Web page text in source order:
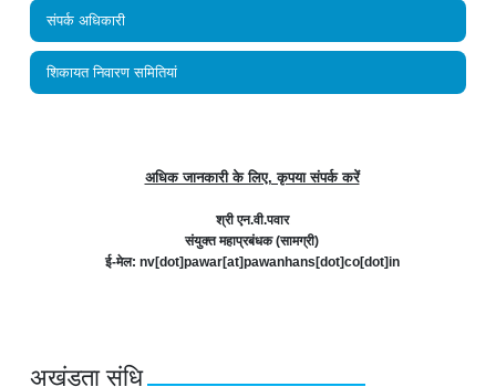
संपर्क अधिकारी
शिकायत निवारण समितियां
अधिक जानकारी के लिए, कृपया संपर्क करें
श्री एन.वी.पवार
संयुक्त महाप्रबंधक (सामग्री)
ई-मेल: nv[dot]pawar[at]pawanhans[dot]co[dot]in
अखंडता संधि